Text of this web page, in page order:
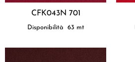
CFK043N 701
Disponibilità 63 mt